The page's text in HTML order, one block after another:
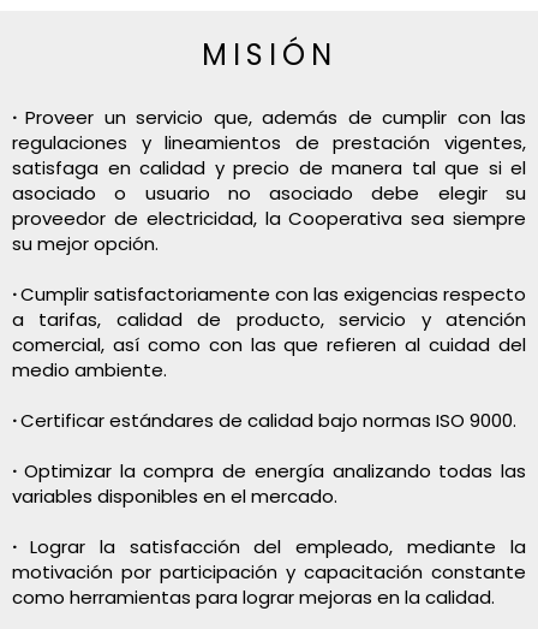
MISIÓN
·Proveer un servicio que, además de cumplir con las
regulaciones y lineamientos de prestación vigentes,
satisfaga en calidad y precio de manera tal que si el
asociado o usuario no asociado debe elegir su
proveedor de electricidad, la Cooperativa sea siempre
su mejor opción.
·Cumplir satisfactoriamente con las exigencias respecto
a tarifas, calidad de producto, servicio y atención
comercial, así como con las que refieren al cuidad del
medio ambiente.
·Certificar estándares de calidad bajo normas ISO 9000.
· Optimizar la compra de energía analizando todas las
variables disponibles en el mercado.
· Lograr la satisfacción del empleado, mediante la
motivación por participación y capacitación constante
como herramientas para lograr mejoras en la calidad.